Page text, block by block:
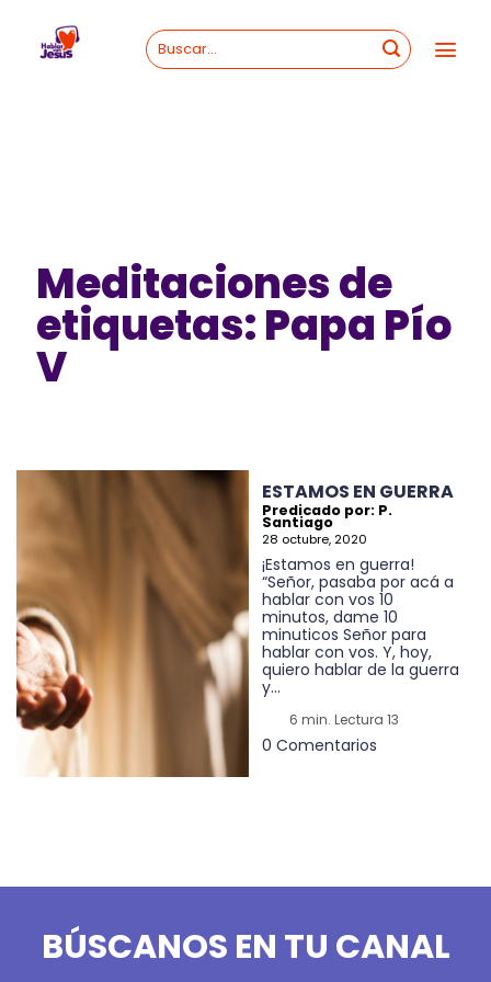
content
Meditaciones de
etiquetas: Papa Pío
V
ESTAMOS EN GUERRA
Predicado por: P.
Santiago
28 octubre, 2020
¡Estamos en guerra!
“Señor, pasaba por acá a
hablar con vos 10
minutos, dame 10
minuticos Señor para
hablar con vos. Y, hoy,
quiero hablar de la guerra
y...
6 min. Lectura 13
0 Comentarios
BÚSCANOS EN TU CANAL